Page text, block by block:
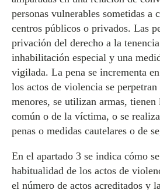
personas vulnerables sometidas a
centros públicos o privados. Las
privación del derecho a la
inhabilitación especial y una
vigilada. La pena se incrementa
los actos de violencia se perpetran
menores, se utilizan armas,
común o de la víctima, o se
penas o medidas cautelares o de
En el apartado 3 se indica cómo
habitualidad de los actos de
el número de actos acreditados y